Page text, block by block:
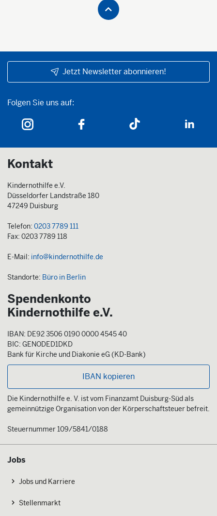
Jetzt Newsletter abonnieren!
Folgen Sie uns auf:
Folgen Sie uns auf:
Kontakt
Kindernothilfe e.V.
Düsseldorfer Landstraße 180
47249 Duisburg
Telefon: 0203 7789 111
Fax: 0203 7789 118
E-Mail: info@kindernothilfe.de
Standorte: Büro in Berlin
Spendenkonto
Kindernothilfe e.V.
IBAN: DE92 3506 0190 0000 4545 40
BIC: GENODED1DKD
Bank für Kirche und Diakonie eG (KD-Bank)
IBAN kopieren
Die Kindernothilfe e. V. ist vom Finanzamt Duisburg-Süd als
gemeinnützige Organisation von der Körperschaftsteuer befreit.
Steuernummer 109/5841/0188
Jobs
Jobs und Karriere
Stellenmarkt